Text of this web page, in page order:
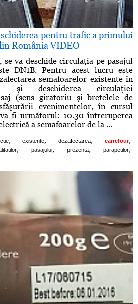
pentru trafic a primului
România VIDEO
se va deschide circulaţia pe pasajul
DN1B. Pentru acest lucru este
semafoarelor existente în
şi deschiderea circulaţiei
(sens giratoriu şi bretelele de
evenimentelor, în cursul
fi următorul: 10.30 întreruperea
a semafoarelor de la ...
, existente, dezafectarea, carrefour,
, pasajului, prezenta, parapetilor,